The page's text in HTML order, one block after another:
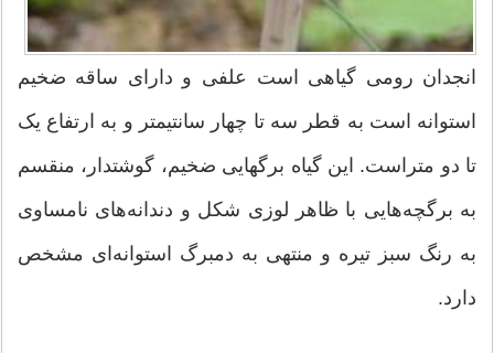
انجدان رومی گیاهی است علفی و دارای ساقه ضخیم
استوانه است به قطر سه تا چهار سانتیمتر و به ارتفاع یک
تا دو متراست. این گیاه برگهایی ضخیم، گوشتدار، منقسم
به برگچه‌هایی با ظاهر لوزی شکل و دندانه‌های نامساوی
به رنگ سبز تیره و منتهی به دمبرگ استوانه‌ای مشخص
دارد.